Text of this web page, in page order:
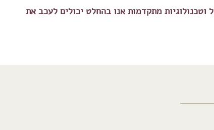
מתקדמות אנו בהחלט יכולים לעכב את